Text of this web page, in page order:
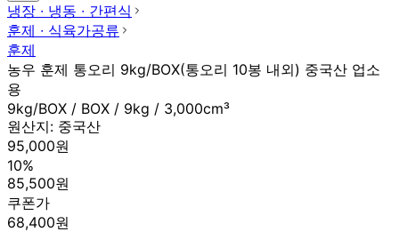
냉장 ∙ 냉동 ∙ 간편식
훈제 ∙ 식육가공류
훈제
농우 훈제 통오리 9kg/BOX(통오리 10봉 내외) 중국산 업소
용
9kg/BOX / BOX / 9kg / 3,000cm³
원산지: 중국산
95,000원
10%
85,500원
쿠폰가
68,400원